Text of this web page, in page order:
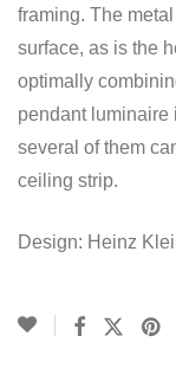
framing. The
surface, as is the
optimally
pendant luminaire
several of them
ceiling strip.
Design: Heinz